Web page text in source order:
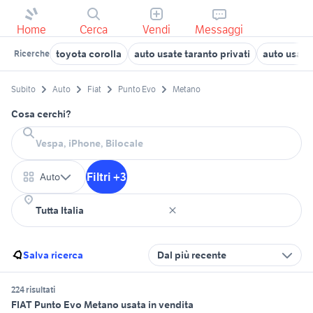
Home Cerca Vendi Messaggi
Ricerche toyota corolla auto usate taranto privati auto
Subito Auto Fiat Punto Evo Metano
Cosa cerchi?
Auto Filtri +3
Salva ricerca Dal più recente
224 risultati
FIAT Punto Evo Metano usata in vendita